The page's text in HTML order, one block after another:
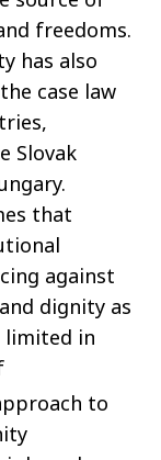
freedoms.
has also
case law
Slovak
that
against
dignity as
in
to